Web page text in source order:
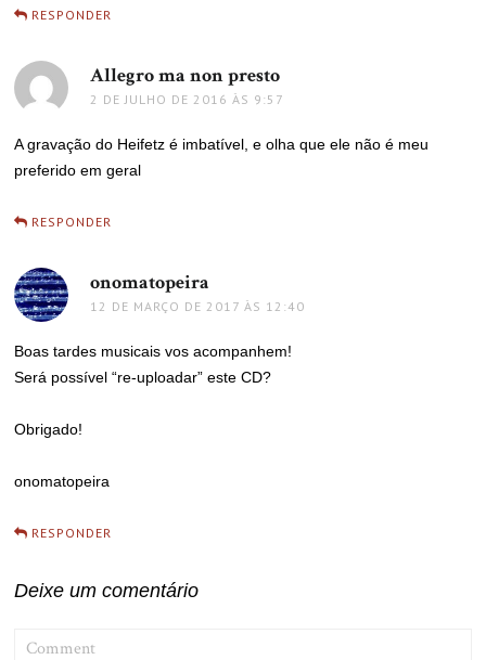
RESPONDER
Allegro ma non presto
2 DE JULHO DE 2016 ÀS 9:57
A gravação do Heifetz é imbatível, e olha que ele não é meu
preferido em geral
RESPONDER
onomatopeira
12 DE MARÇO DE 2017 ÀS 12:40
Boas tardes musicais vos acompanhem!
Será possível “re-uploadar” este CD?
Obrigado!
onomatopeira
RESPONDER
Deixe um comentário